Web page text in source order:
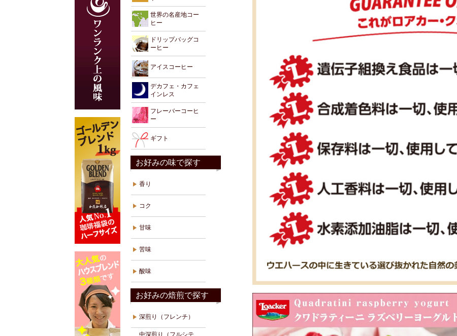
世界の名産地コー
ヒー
ドリップバッグコ
ーヒー
アイスコーヒー
デカフェ・カフェ
インレス
フレーバーコーヒ
ー
ギフト
お好みの味で探す
香り
コク
甘味
苦味
酸味
お好みの焙煎で探す
深煎り（フレンチ）
中深煎り（フルシテ